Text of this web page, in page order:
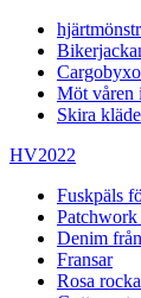
Möt våren
Skira
HV2022
Fuskpäls
Patchwork
Denim
Fransar
Rosa